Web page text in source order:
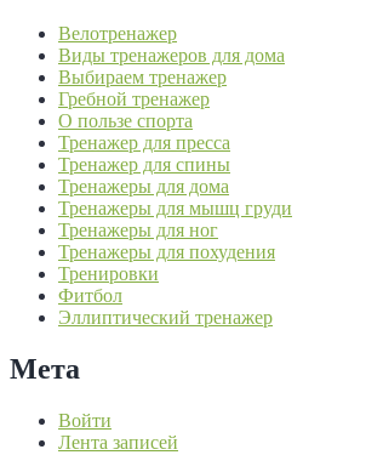
Велотренажер
Виды тренажеров для дома
Выбираем тренажер
Гребной тренажер
О пользе спорта
Тренажер для пресса
Тренажер для спины
Тренажеры для дома
Тренажеры для мышц груди
Тренажеры для ног
Тренажеры для похудения
Тренировки
Фитбол
Эллиптический тренажер
Мета
Войти
Лента записей